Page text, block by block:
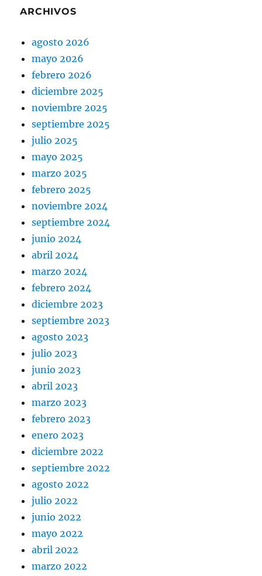
ARCHIVOS
agosto 2026
mayo 2026
febrero 2026
diciembre 2025
noviembre 2025
septiembre 2025
julio 2025
mayo 2025
marzo 2025
febrero 2025
noviembre 2024
septiembre 2024
junio 2024
abril 2024
marzo 2024
febrero 2024
diciembre 2023
septiembre 2023
agosto 2023
julio 2023
junio 2023
abril 2023
marzo 2023
febrero 2023
enero 2023
diciembre 2022
septiembre 2022
agosto 2022
julio 2022
junio 2022
mayo 2022
abril 2022
marzo 2022